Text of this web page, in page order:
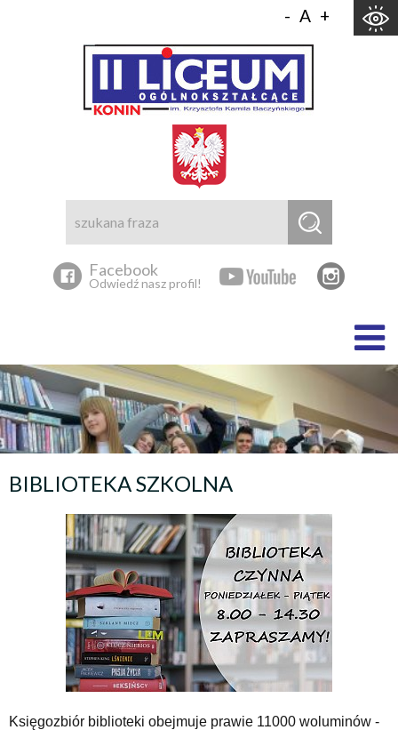
Skocz do zawartości
- A +
Facebook
Odwiedź nasz profil!
BIBLIOTEKA SZKOLNA
Księgozbiór biblioteki obejmuje prawie 11000 woluminów -